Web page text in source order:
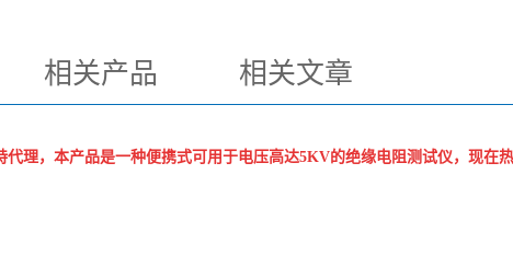
相关产品 相关文章
代理，本产品是一种便携式可用于电压高达5KV的绝缘电阻测试仪，现在